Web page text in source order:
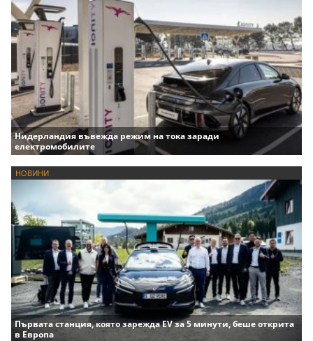
Нидерландия въвежда режим на тока заради
електромобилите
НОВИНИ
Първата станция, която зарежда EV за 5 минути, беше открита
в Европа